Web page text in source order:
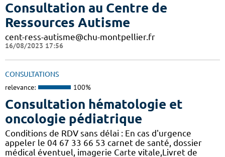
Consultation au Centre de
Ressources Autisme
cent-ress-autisme@chu-montpellier.fr
16/08/2023 17:56
CONSULTATIONS
relevance: 100%
Consultation hématologie et
oncologie pédiatrique
Conditions de RDV sans délai : En cas d'urgence
appeler le 04 67 33 66 53 carnet de santé, dossier
médical éventuel, imagerie Carte vitale,Livret de